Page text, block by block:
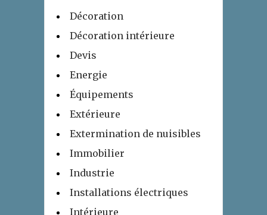
Décoration
Décoration intérieure
Devis
Energie
Équipements
Extérieure
Extermination de nuisibles
Immobilier
Industrie
Installations électriques
Intérieure